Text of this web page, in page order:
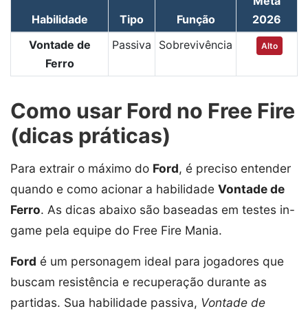
Habilidade Tipo Função
2026
Vontade de
Ferro
Passiva Sobrevivência Alto
Como usar Ford no Free Fire
(dicas práticas)
Para extrair o máximo do Ford, é preciso entender
quando e como acionar a habilidade Vontade de
Ferro. As dicas abaixo são baseadas em testes in-
game pela equipe do Free Fire Mania.
Ford é um personagem ideal para jogadores que
buscam resistência e recuperação durante as
partidas. Sua habilidade passiva, Vontade de